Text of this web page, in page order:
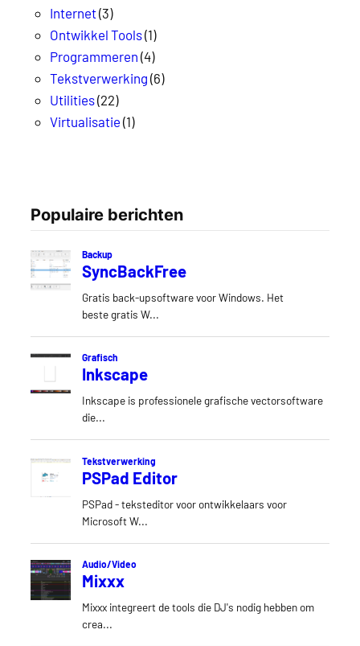
Internet(3)
Ontwikkel Tools(1)
Programmeren (4)
Tekstverwerking (6)
Utilities(22)
Virtualisatie (1)
Populaire berichten